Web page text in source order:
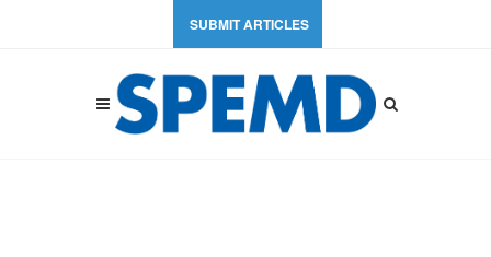
SUBMIT ARTICLES